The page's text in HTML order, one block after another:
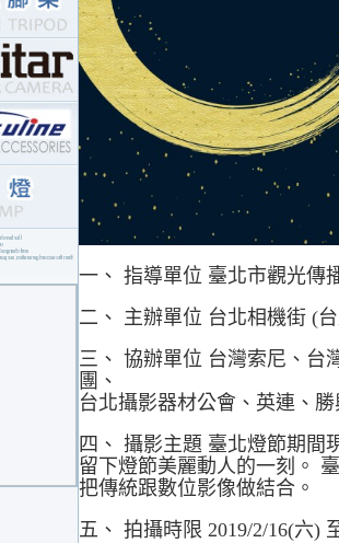
一、 指導單位 臺北市觀光傳
二、 主辦單位 台北相機街 (
三、 協辦單位 台灣索尼、台
團、
台北攝影器材公會、英連、
四、 攝影主題 臺北燈節期間
留下燈節美麗動人的一刻。
把傳統跟數位影像做結合。
五、 拍攝時限 2019/2/16(六)